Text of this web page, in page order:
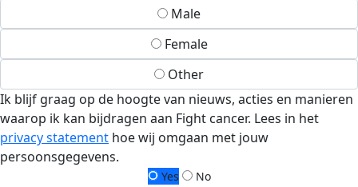
Male
Female
Other
Ik blijf graag op de hoogte van nieuws, acties en manieren
waarop ik kan bijdragen aan Fight cancer. Lees in het
privacy statement hoe wij omgaan met jouw
persoonsgegevens.
Yes
No